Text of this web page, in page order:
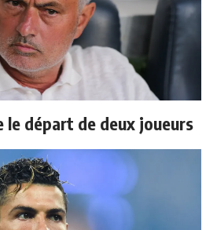
le départ de deux joueurs